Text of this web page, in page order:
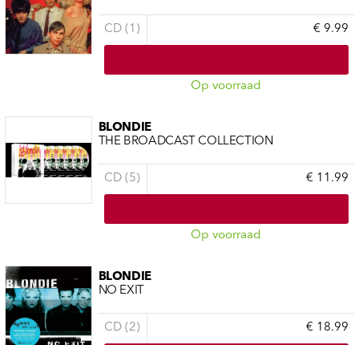
CD (1) € 9.99
Op voorraad
BLONDIE
THE BROADCAST COLLECTION
CD (5) € 11.99
Op voorraad
BLONDIE
NO EXIT
CD (2) € 18.99